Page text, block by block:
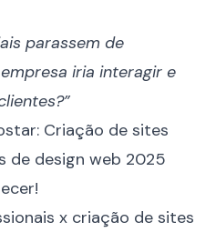
parassem de
iria interagir e
Criação de sites
de design web 2025
x criação de sites